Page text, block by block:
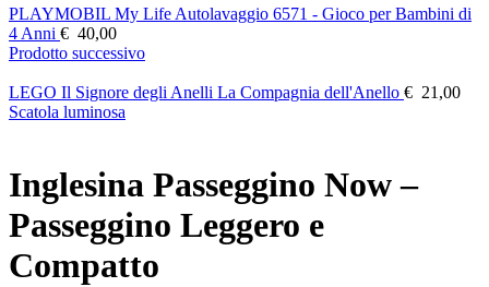
PLAYMOBIL My Life Autolavaggio 6571 - Gioco per Bambini di
4 Anni € 40,00
Prodotto successivo
LEGO Il Signore degli Anelli La Compagnia dell'Anello € 21,00
Scatola luminosa
Inglesina Passeggino Now –
Passeggino Leggero e
Compatto